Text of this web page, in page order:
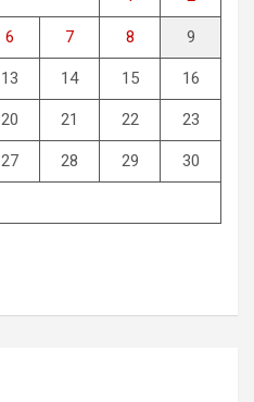
6 7 8 9
13 14 15 16
20 21 22 23
27 28 29 30